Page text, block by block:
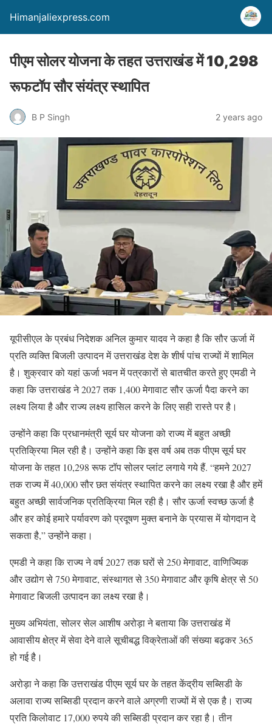
Himanjaliexpress.com
पीएम सोलर योजना के तहत उत्तराखंड में 10,298
रूफटॉप सौर संयंत्र स्थापित
B P Singh 2 years ago
यूपीसीएल के प्रबंध निदेशक अनिल कुमार यादव ने कहा है कि सौर ऊर्जा में
प्रति व्यक्ति बिजली उत्पादन में उत्तराखंड देश के शीर्ष पांच राज्यों में शामिल
है। शुक्रवार को यहां ऊर्जा भवन में पत्रकारों से बातचीत करते हुए एमडी ने
कहा कि उत्तराखंड ने 2027 तक 1,400 मेगावाट सौर ऊर्जा पैदा करने का
लक्ष्य लिया है और राज्य लक्ष्य हासिल करने के लिए सही रास्ते पर है।
उन्होंने कहा कि प्रधानमंत्री सूर्य घर योजना को राज्य में बहुत अच्छी
प्रतिक्रिया मिल रही है। उन्होंने कहा कि इस वर्ष अब तक पीएम सूर्य घर
योजना के तहत 10,298 रूफ टॉप सोलर प्लांट लगाये गये हैं. “हमने 2027
तक राज्य में 40,000 सौर छत संयंत्र स्थापित करने का लक्ष्य रखा है और हमें
बहुत अच्छी सार्वजनिक प्रतिक्रिया मिल रही है। सौर ऊर्जा स्वच्छ ऊर्जा है
और हर कोई हमारे पर्यावरण को प्रदूषण मुक्त बनाने के प्रयास में योगदान दे
सकता है,” उन्होंने कहा।
एमडी ने कहा कि राज्य ने वर्ष 2027 तक घरों से 250 मेगावाट, वाणिज्यिक
और उद्योग से 750 मेगावाट, संस्थागत से 350 मेगावाट और कृषि क्षेत्र से 50
मेगावाट बिजली उत्पादन का लक्ष्य रखा है।
मुख्य अभियंता, सोलर सेल आशीष अरोड़ा ने बताया कि उत्तराखंड में
आवासीय क्षेत्र में सेवा देने वाले सूचीबद्ध विक्रेताओं की संख्या बढ़कर 365
हो गई है।
अरोड़ा ने कहा कि उत्तराखंड पीएम सूर्य घर के तहत केंद्रीय सब्सिडी के
अलावा राज्य सब्सिडी प्रदान करने वाले अग्रणी राज्यों में से एक है। राज्य
प्रति किलोवाट 17,000 रुपये की सब्सिडी प्रदान कर रहा है। तीन